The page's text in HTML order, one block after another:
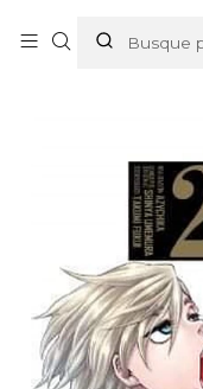
SHUUMATSU NO